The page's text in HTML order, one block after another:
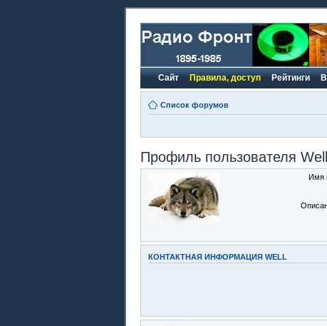
Сайт Правила, доступ Рейтинги
Список форумов
Профиль пользователя Well
Имя
КОНТАКТНАЯ ИНФОРМАЦИЯ WELL